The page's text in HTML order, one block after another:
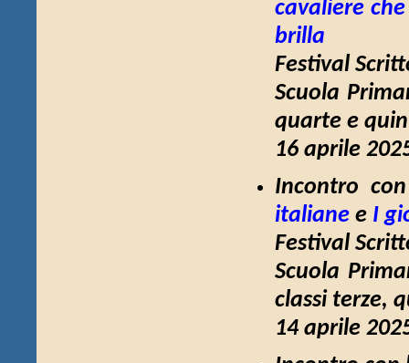
cavaliere
brilla
Festival
Scuola
quarte e
16 aprile
Incontro
italiane e I
Festival
Scuola
classi terze,
14 aprile